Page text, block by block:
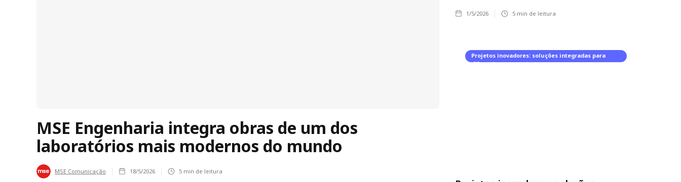
MSE Engenharia integra obras de um dos
laboratórios mais modernos do mundo
MSE Comunicação 18/5/2026 5 min de leitura
1/5/2026 5min de leitura
Projetos inovadores: soluções integradas para
diferentes segmentos